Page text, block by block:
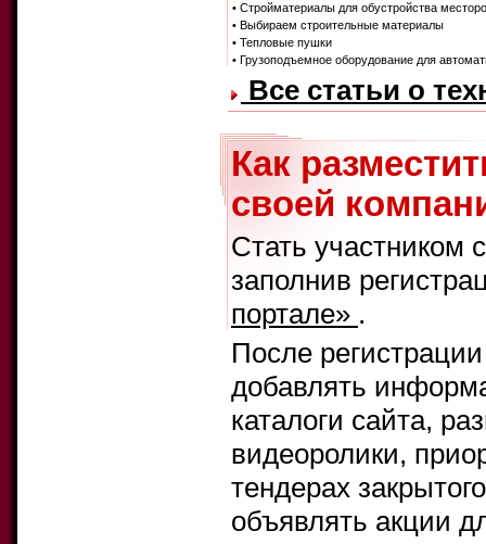
• Стройматериалы для обустройства
• Выбираем строительные материалы
• Тепловые пушки
• Грузоподъемное оборудование для
Все статьи о
Как
своей
Стать участником
заполнив
портале» .
После
добавлять
каталоги сайта,
видеоролики,
тендерах
объявлять акции